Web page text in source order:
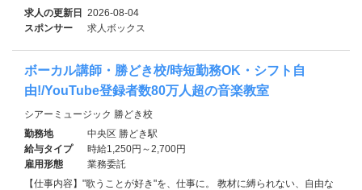
求人の更新日 2026-08-04
スポンサー
求人ボックス
ボーカル講師・勝どき校/時短勤務OK・シフト自
由!/YouTube登録者数80万人超の音楽教室
シアーミュージック 勝どき校
勤務地
中央区 勝どき駅
給与タイプ
時給1,250円～2,700円
雇用形態
業務委託
【仕事内容】"歌うことが好き"を、仕事に。 教材に縛られない、自由な